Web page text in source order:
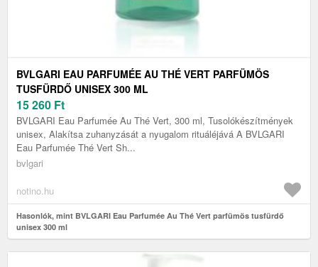
BVLGARI EAU PARFUMÉE AU THÉ VERT PARFÜMÖS
TUSFÜRDŐ UNISEX 300 ML
15 260 Ft
BVLGARI Eau Parfumée Au Thé Vert, 300 ml, Tusolókészítmények
unisex, Alakítsa zuhanyzását a nyugalom rituáléjává A BVLGARI
Eau Parfumée Thé Vert Sh...
bvlgari
notino.hu
Hasonlók, mint BVLGARI Eau Parfumée Au Thé Vert parfümös tusfürdő
unisex 300 ml